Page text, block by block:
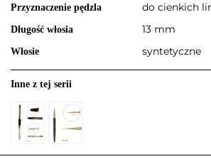
Przyznaczenie pędzla do cienkich
Długość włosia 13 mm
Włosie syntetyczne
Inne z tej serii